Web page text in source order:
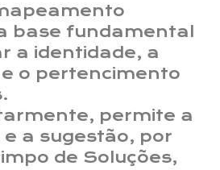
base fundamental
a identidade, a
o pertencimento
permite a
a sugestão, por
de Soluções,